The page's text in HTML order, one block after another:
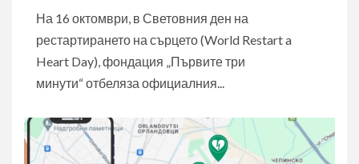
На 16 октомври, в Световния ден на
рестартирането на сърцето (World Restart a
Heart Day), фондация „Първите три
минути“ отбеляза официалния...